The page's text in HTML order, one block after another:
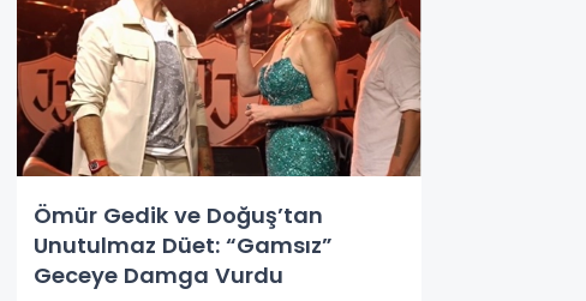
Ömür Gedik ve Doğuş’tan
Unutulmaz Düet: “Gamsız”
Geceye Damga Vurdu